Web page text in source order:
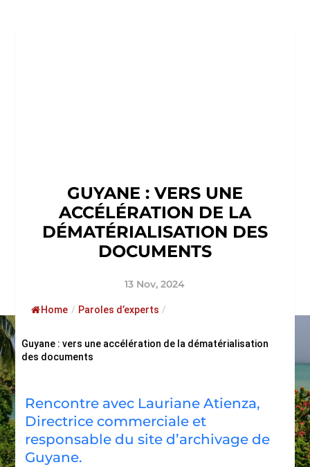
GUYANE : VERS UNE
ACCÉLÉRATION DE LA
DÉMATÉRIALISATION DES
DOCUMENTS
13 Nov, 2024
Home / Paroles d’experts /
Guyane : vers une accélération de la dématérialisation
des documents
Rencontre avec Lauriane Atienza,
Directrice commerciale et
responsable du site d’archivage de
Guyane.